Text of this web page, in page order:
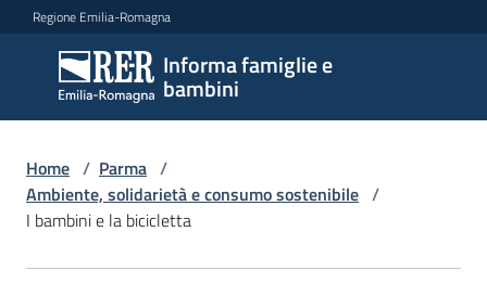
Vai al contenuto
Vai alla navigazione
Vai al footer
Regione Emilia-Romagna
Informa famiglie e
bambini
Informa
famiglie
e
bambini
Home / Parma /
Ambiente, solidarietà e consumo sostenibile /
I bambini e la bicicletta